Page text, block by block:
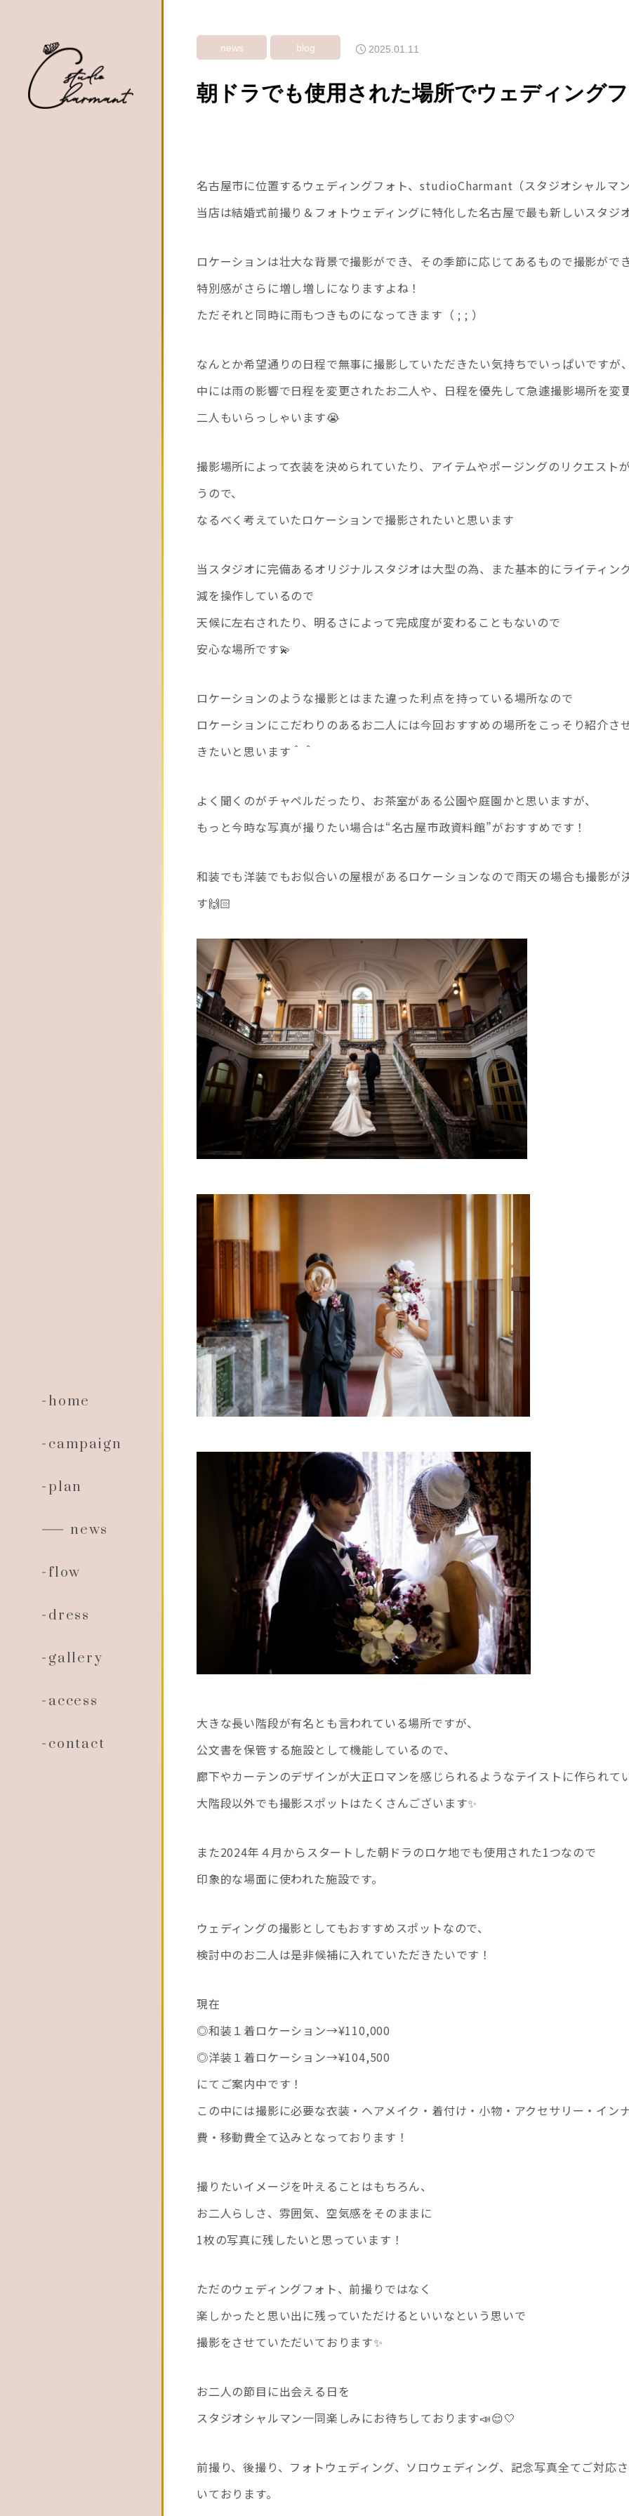
home
campaign
plan
news
flow
dress
gallery
access
contact
news blog 2025.01.11
朝ドラでも使用された場所でウェディング
名古屋市に位置するウェディングフォト、studioCharmant（スタジオシャルマ
当店は結婚式前撮り＆フォトウェディングに特化した名古屋で最も新しいスタジ
ロケーションは壮大な背景で撮影ができ、その季節に応じてあるもので撮影がで
特別感がさらに増し増しになりますよね！
ただそれと同時に雨もつきものになってきます（ ; ; ）
なんとか希望通りの日程で無事に撮影していただきたい気持ちでいっぱいですが
中には雨の影響で日程を変更されたお二人や、日程を優先して急遽撮影場所を変
二人もいらっしゃいます😭
撮影場所によって衣装を決められていたり、アイテムやポージングのリクエスト
うので、
なるべく考えていたロケーションで撮影されたいと思います
当スタジオに完備あるオリジナルスタジオは大型の為、また基本的にライティン
減を操作しているので
天候に左右されたり、明るさによって完成度が変わることもないので
安心な場所です💫
ロケーションのような撮影とはまた違った利点を持っている場所なので
ロケーションにこだわりのあるお二人には今回おすすめの場所をこっそり紹介さ
きたいと思います＾＾
よく聞くのがチャペルだったり、お茶室がある公園や庭園かと思いますが、
もっと今時な写真が撮りたい場合は“名古屋市政資料館”がおすすめです！
和装でも洋装でもお似合いの屋根があるロケーションなので雨天の場合も撮影が
す🙌🏻
大きな長い階段が有名とも言われている場所ですが、
公文書を保管する施設として機能しているので、
廊下やカーテンのデザインが大正ロマンを感じられるようなテイストに作られて
大階段以外でも撮影スポットはたくさんございます✨
また2024年４月からスタートした朝ドラのロケ地でも使用された1つなので
印象的な場面に使われた施設です。
ウェディングの撮影としてもおすすめスポットなので、
検討中のお二人は是非候補に入れていただきたいです！
現在
◎和装１着ロケーション→¥110,000
◎洋装１着ロケーション→¥104,500
にてご案内中です！
この中には撮影に必要な衣装・ヘアメイク・着付け・小物・アクセサリー・イン
費・移動費全て込みとなっております！
撮りたいイメージを叶えることはもちろん、
お二人らしさ、雰囲気、空気感をそのままに
1枚の写真に残したいと思っています！
ただのウェディングフォト、前撮りではなく
楽しかったと思い出に残っていただけるといいなという思いで
撮影をさせていただいております✨️
お二人の節目に出会える日を
スタジオシャルマン一同楽しみにお待ちしております📣😌︎🤍
前撮り、後撮り、フォトウェディング、ソロウェディング、記念写真全てご対応
いております。